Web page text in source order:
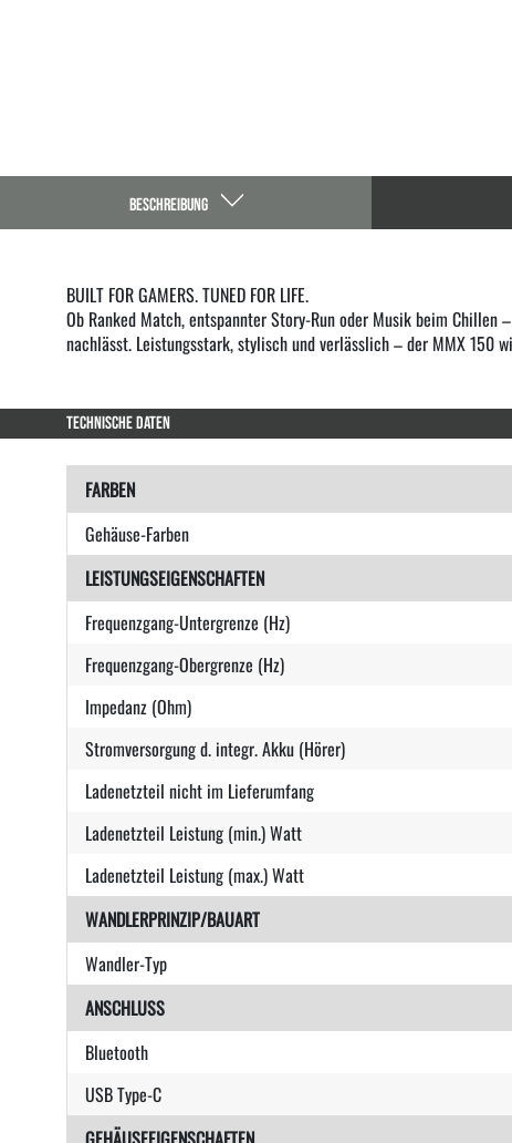
BESCHREIBUNG
BUILT FOR GAMERS. TUNED FOR LIFE.
Ob Ranked Match, entspannter Story-Run oder Musik beim
nachlässt. Leistungsstark, stylisch und verlässlich – der MMX
TECHNISCHE DATEN
FARBEN
Gehäuse-Farben
LEISTUNGSEIGENSCHAFTEN
Frequenzgang-Untergrenze (Hz)
Frequenzgang-Obergrenze (Hz)
Impedanz (Ohm)
Stromversorgung d. integr. Akku (Hörer)
Ladenetzteil nicht im Lieferumfang
Ladenetzteil Leistung (min.) Watt
Ladenetzteil Leistung (max.) Watt
WANDLERPRINZIP/BAUART
Wandler-Typ
ANSCHLUSS
Bluetooth
USB Type-C